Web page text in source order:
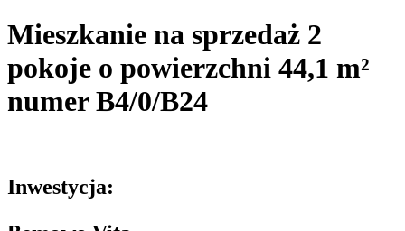
Mieszkanie na sprzedaż 2
pokoje o powierzchni 44,1 m²
numer B4/0/B24
Inwestycja: